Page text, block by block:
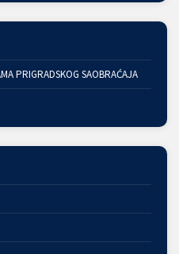
PRIGRADSKOG SAOBRAĆAJA